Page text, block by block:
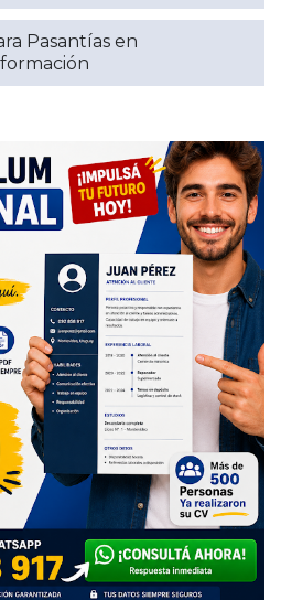
Pasantías en